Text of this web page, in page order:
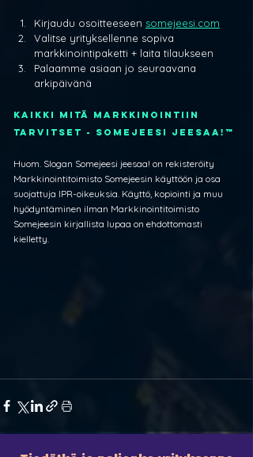
Kirjaudu osoitteeseen somejeesi.com
Valitse yrityksellenne sopiva
markkinointipaketti + laita tilaukseen
Palaamme asiaan jo seuraavana
arkipäivänä
Kaikki mitä markkinointiin
tarvitset - SOMEJEESI JEESAA!™
Huom. Slogan Somejeesi jeesaa! on rekisteröity
Markkinointitoimisto Somejeesin käyttöön ja osa
suojattuja IPR-oikeuksia. Käyttö, kopiointi ja muu
hyödyntäminen ilman Markkinointitoimisto
Somejeesin kirjallista lupaa on ehdottomasti
kielletty.